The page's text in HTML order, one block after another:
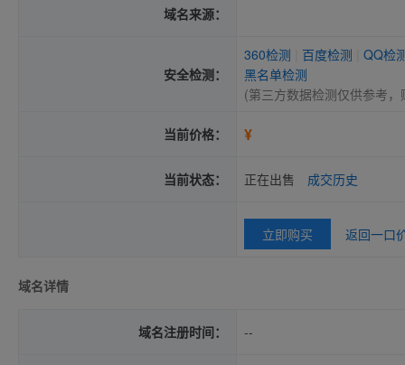
域名来源：
安全检测：
360检测 百度检测
QQ检
黑名单检测
(第三方数据检测仅供参考
当前价格： ¥
当前状态： 正在出售 成交历史
立即购买 返回一口
域名详情
域名注册时间： --